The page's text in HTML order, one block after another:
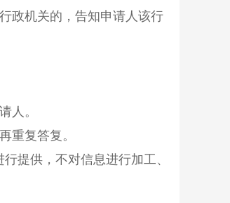
政机关的，告知申请人该行
人。
重复答复。
提供，不对信息进行加工、